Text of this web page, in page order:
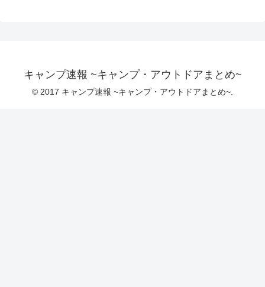
キャンプ速報 ~キャンプ・アウトドアまとめ~
© 2017 キャンプ速報 ~キャンプ・アウトドアまとめ~.